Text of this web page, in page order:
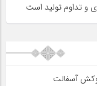
و تداوم تولید است
آسفالت